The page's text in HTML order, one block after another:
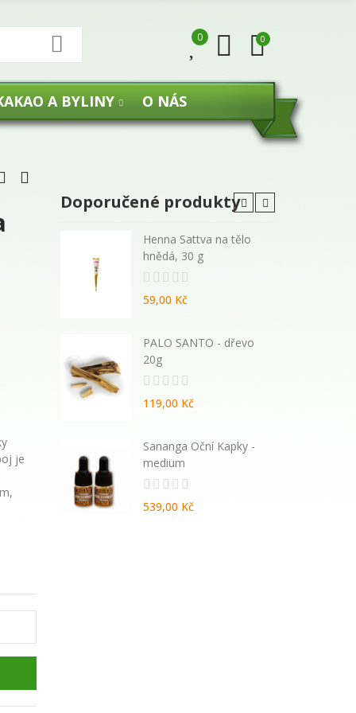
0 0
A BYLINY O NÁS
je
Doporučené produkty
Henna Sattva na tělo
hnědá, 30 g
59,00 Kč
PALO SANTO - dřevo
20g
119,00 Kč
Sananga Oční Kapky -
medium
539,00 Kč